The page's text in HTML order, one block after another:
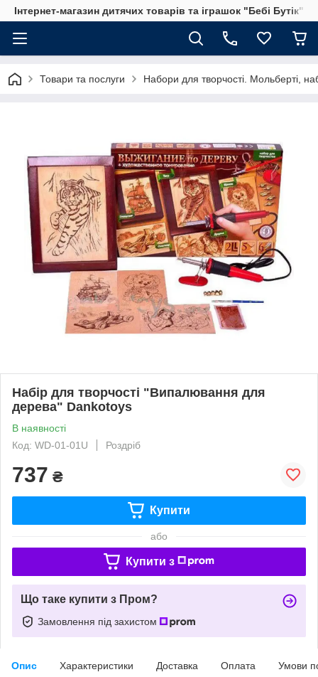
Інтернет-магазин дитячих товарів та іграшок "Бебі Бутік"
Товари та послуги Набори для творчості. Мольберті,
Набір для творчості "Випалювання для
дерева" Dankotoys
В наявності
Код: WD-01-01U
Роздріб
737 ₴
Купити
або
Купити з
Що таке купити з Пром?
Замовлення під захистом
Опис Характеристики Доставка Оплата Умови